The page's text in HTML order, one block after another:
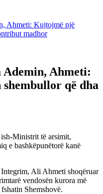
Ahmeti: Kujtojmë një
madhor
Ademin, Ahmeti:
që dha
Ministrit të arsimit,
e bashkëpunëtorë kanë
Ali Ahmeti shoqëruar
vendosën kurora më
Shemshovë.